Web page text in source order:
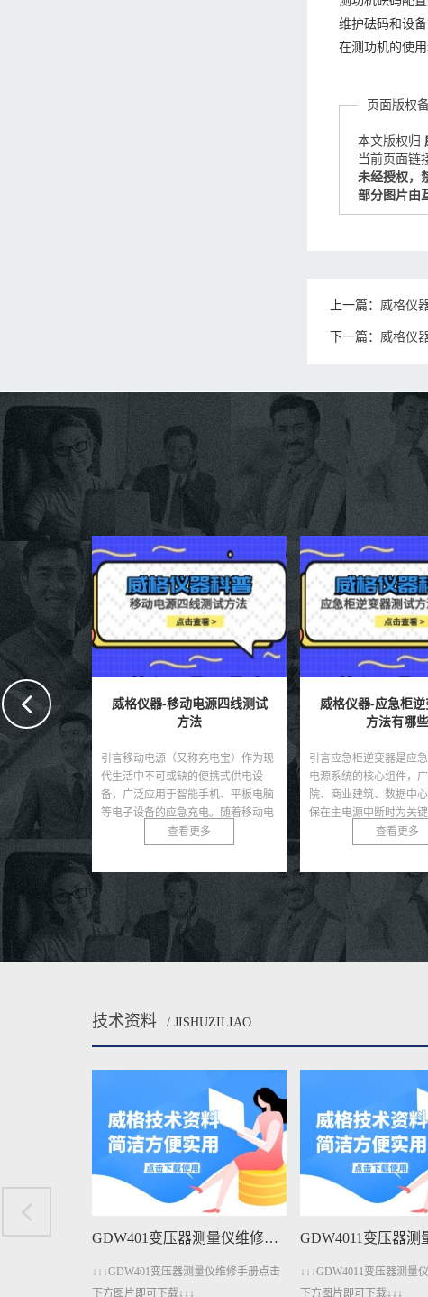
维护砝码和设
在测功机的使
页面版权
本文版权归
当前页面链
未经授权，
部分图片由
上一篇： 威格仪
下一篇： 威格仪
波逆变器
一种广泛应
和小型太阳
威格仪器-移动电源四线测试
方法
引言移动电源（又称充电宝）作为现
代生活中不可或缺的便携式供电设
备，广泛应用于智能手机、平板电脑
等电子设备的应急充电。随着移动电
源市场的快速发展，其质量...
查看更多
威格仪器-应急柜
方法有哪些
引言应急柜逆变器是应
电源系统的核心组件，
院、商业建筑、数据中
保在主电源中断时为关
定的交流电。其性能直接
查看更多
技术资料 / JISHUZILIAO
GDW401变压器测量仪维修手册下载
↓↓↓GDW401变压器测量仪维修手册点击
下方图片即可下载↓↓↓
↓↓↓GDW4011变压器测量
下方图片即可下载↓↓↓